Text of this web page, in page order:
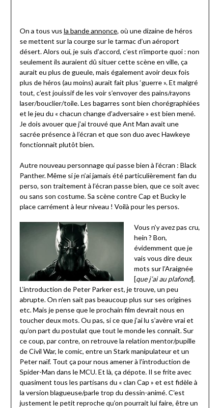
On a tous vus la bande annonce, où une dizaine de héros
se mettent sur la courge sur le tarmac d’un aéroport
désert. Alors oui, je suis d’accord, c’est n’importe quoi : non
seulement ils auraient dû situer cette scène en ville, ça
aurait eu plus de gueule, mais également avoir deux fois
plus de héros (au moins) aurait fait plus ‘guerre ». Et malgré
tout, c’est jouissif de les voir s’envoyer des pains/rayons
laser/bouclier/toile. Les bagarres sont bien chorégraphiées
et le jeu du « chacun change d’adversaire » est bien mené.
Je dois avouer que j’ai trouvé que Ant Man avait une
sacrée présence à l’écran et que son duo avec Hawkeye
fonctionnait plutôt bien.
Autre nouveau personnage qui passe bien à l’écran : Black
Panther. Même si je n’ai jamais été particulièrement fan du
perso, son traitement à l’écran passe bien, que ce soit avec
ou sans son costume. Sa scène contre Cap et Bucky le
place carrément à leur niveau ! Voilà pour les persos.
Vous n’y avez pas cru,
hein ? Bon,
évidemment que je
vais vous dire deux
mots sur l’Araignée
[que j’ai au plafond].
L’introduction de Peter Parker est, je trouve, un peu
abrupte. On n’en sait pas beaucoup plus sur ses origines
etc. Mais je pense que le prochain film devrait nous en
toucher deux mots. Ou pas, si ce que j’ai lu s’avère vrai et
qu’on part du postulat que tout le monde les connaît. Sur
ce coup, par contre, on retrouve la relation mentor/pupille
de Civil War, le comic, entre un Stark manipulateur et un
Peter naïf. Tout ça pour nous amener à l’introduction de
Spider-Man dans le MCU. Et là, ça dépote. Il se frite avec
quasiment tous les partisans du « clan Cap » et est fidèle à
la version blagueuse/parle trop du dessin-animé. C’est
justement le petit reproche qu’on pourrait lui faire, être un